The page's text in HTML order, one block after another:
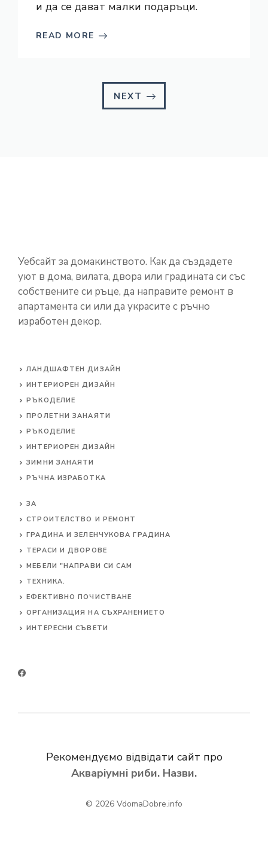
и да се дават малки подаръци.
READ MORE
NEXT
Уебсайт за домакинството. Как да създадете
уют в дома, вилата, двора или градината си със
собствените си ръце, да направите ремонт в
апартамента си или да украсите с ръчно
изработен декор.
ЛАНДШАФТЕН ДИЗАЙН
ИНТЕРИОРЕН ДИЗАЙН
РЪКОДЕЛИЕ
ПРОЛЕТНИ ЗАНАЯТИ
РЪКОДЕЛИЕ
ИНТЕРИОРЕН ДИЗАЙН
ЗИМНИ ЗАНАЯТИ
РЪЧНА ИЗРАБОТКА
ЗА
СТРОИТЕЛСТВО И РЕМОНТ
ГРАДИНА И ЗЕЛЕНЧУКОВА ГРАДИНА
ТЕРАСИ И ДВОРОВЕ
МЕБЕЛИ "НАПРАВИ СИ САМ
ТЕХНИКА.
ЕФЕКТИВНО ПОЧИСТВАНЕ
ОРГАНИЗАЦИЯ НА СЪХРАНЕНИЕТО
ИНТЕРЕСНИ СЪВЕТИ
Рекомендуємо відвідати сайт про
Акваріумні риби. Назви.
© 2026 VdomaDobre.info